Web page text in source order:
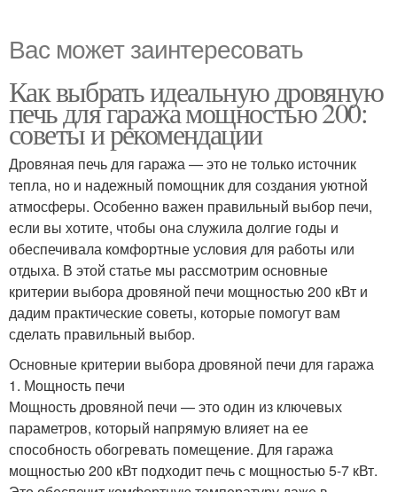
Вас может заинтересовать
Как выбрать идеальную дровяную
печь для гаража мощностью 200:
советы и рекомендации
Дровяная печь для гаража — это не только источник
тепла, но и надежный помощник для создания уютной
атмосферы. Особенно важен правильный выбор печи,
если вы хотите, чтобы она служила долгие годы и
обеспечивала комфортные условия для работы или
отдыха. В этой статье мы рассмотрим основные
критерии выбора дровяной печи мощностью 200 кВт и
дадим практические советы, которые помогут вам
сделать правильный выбор.
Основные критерии выбора дровяной печи для гаража
1. Мощность печи
Мощность дровяной печи — это один из ключевых
параметров, который напрямую влияет на ее
способность обогревать помещение. Для гаража
мощностью 200 кВт подходит печь с мощностью 5-7 кВт.